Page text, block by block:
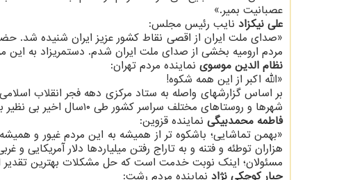
عصبانیت بمیر.»
علی نیکزاد نایب رئیس مجلس:
«صدای ملت ایران⁩ از اقصی نقاط کشور عزیز ایران شنیده شد.
مردم ارومیه بخشی از صدای ملت ایران شدم. دستمریزاد به این
نظام الدین موسوی نماینده مردم تهران:
«الله اکبر از این همه شکوه!
شهرها و روستاهای مختلف سراسر کشور طی ۱۰سال اخیر بی نظیر بوده است. این عشق خدایی است.»
فاطمه محمدبیگی نماینده قزوین:
«بهمن تماشایی⁩؛ باشکوه تر از همیشه به این مردم غیور و
هزاران توطئه و فتنه و به تاراج رفتن میلیاردها دلار آمریکایی
‏مسئولان؛ اینک نوبت خدمت است که حل مشکلات بهترین
جبار کوچکی نژاد نماینده مردم رشت: